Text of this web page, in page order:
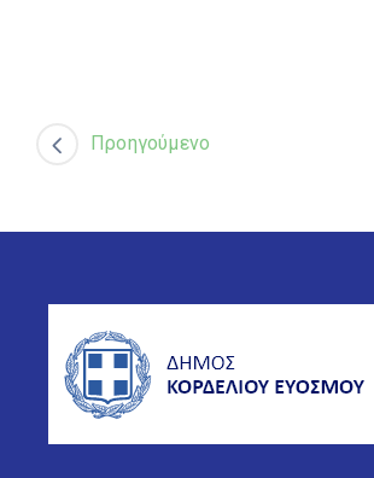
Προηγούμενο